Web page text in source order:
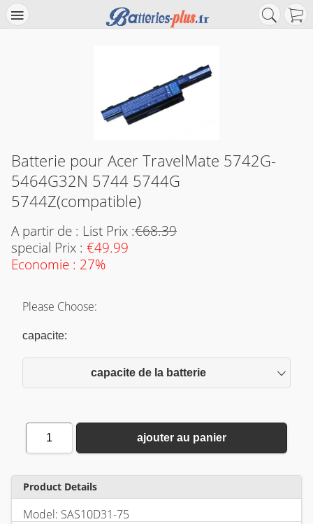
Batterie pour Acer TravelMate 5742G-
5464G32N 5744 5744G
5744Z(compatible)
A partir de : List Prix :€68.39
special Prix : €49.99
Economie : 27%
Please Choose:
capacite:
capacite de la batterie
1 ajouter au panier
Product Details
Model: SAS10D31-75